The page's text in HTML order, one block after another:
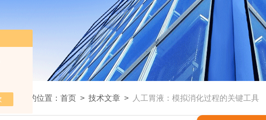
我的位置： 首页 > 技术文章 > 人工胃液：模拟消化过程的关键工具